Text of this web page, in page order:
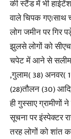
की स्टैंड में भी
वाले चिपक
लोग जमीन पर गिर
झुलसे लोगों को
चपेट में आने से सलीम
,गुलाम( 38) अनवर(
(28)तौलन (30)
ही गुस्साए ग्रामीणों
सूचना पर इंस्पेक्टर
तरह लोगों को शांत